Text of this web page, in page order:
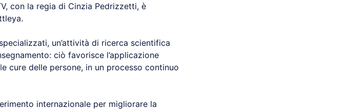
con la regia di Cinzia Pedrizzetti, è
un’attività di ricerca scientifica
ciò favorisce l’applicazione
cure delle persone, in un processo continuo
internazionale per migliorare la